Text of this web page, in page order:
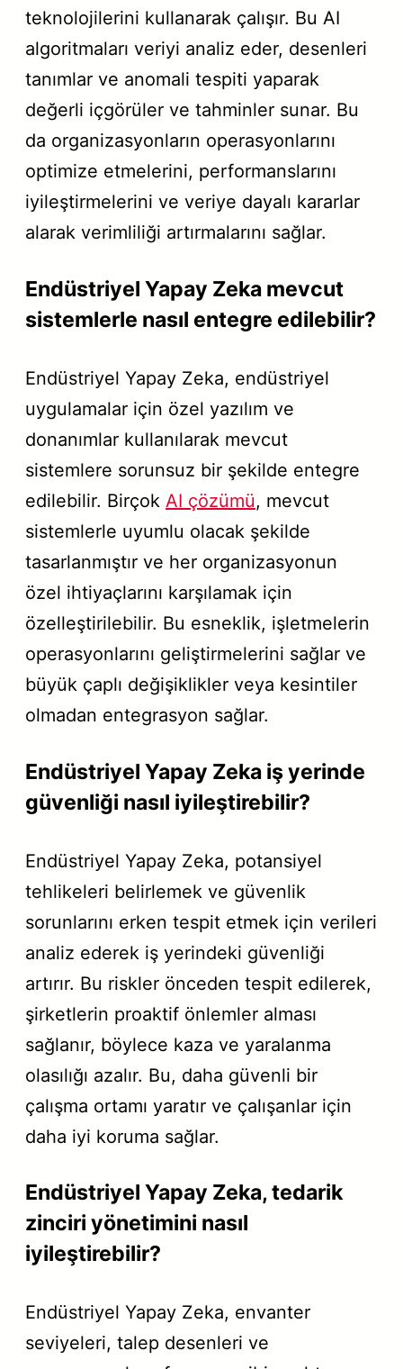
teknolojilerini kullanarak çalışır. Bu AI
algoritmaları veriyi analiz eder, desenleri
tanımlar ve anomali tespiti yaparak
değerli içgörüler ve tahminler sunar. Bu
da organizasyonların operasyonlarını
optimize etmelerini, performanslarını
iyileştirmelerini ve veriye dayalı kararlar
alarak verimliliği artırmalarını sağlar.
Endüstriyel Yapay Zeka mevcut
sistemlerle nasıl entegre edilebilir?
Endüstriyel Yapay Zeka, endüstriyel
uygulamalar için özel yazılım ve
donanımlar kullanılarak mevcut
sistemlere sorunsuz bir şekilde entegre
edilebilir. Birçok AI çözümü, mevcut
sistemlerle uyumlu olacak şekilde
tasarlanmıştır ve her organizasyonun
özel ihtiyaçlarını karşılamak için
özelleştirilebilir. Bu esneklik, işletmelerin
operasyonlarını geliştirmelerini sağlar ve
büyük çaplı değişiklikler veya kesintiler
olmadan entegrasyon sağlar.
Endüstriyel Yapay Zeka iş yerinde
güvenliği nasıl iyileştirebilir?
Endüstriyel Yapay Zeka, potansiyel
tehlikeleri belirlemek ve güvenlik
sorunlarını erken tespit etmek için verileri
analiz ederek iş yerindeki güvenliği
artırır. Bu riskler önceden tespit edilerek,
şirketlerin proaktif önlemler alması
sağlanır, böylece kaza ve yaralanma
olasılığı azalır. Bu, daha güvenli bir
çalışma ortamı yaratır ve çalışanlar için
daha iyi koruma sağlar.
Endüstriyel Yapay Zeka, tedarik
zinciri yönetimini nasıl
iyileştirebilir?
Endüstriyel Yapay Zeka, envanter
seviyeleri, talep desenleri ve